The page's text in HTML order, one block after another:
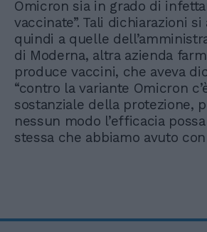
Omicron sia in grado di
vaccinate”. Tali dichiarazioni si
quindi a quelle
di Moderna, altra azienda
produce vaccini, che aveva
“contro la variante Omicron
sostanziale della protezione,
nessun modo l’efficacia
stessa che abbiamo avuto con